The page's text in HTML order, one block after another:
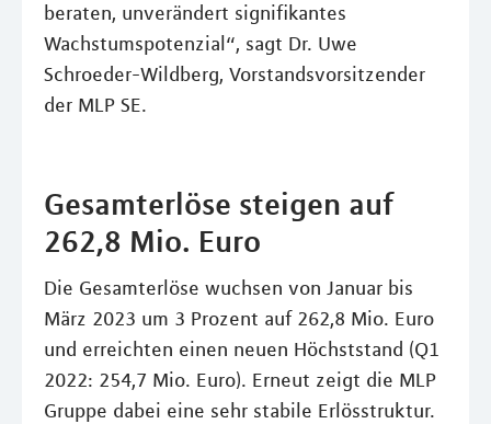
beraten, unverändert signifikantes
Wachstumspotenzial“, sagt Dr. Uwe
Schroeder-Wildberg, Vorstandsvorsitzender
der MLP SE.
Gesamterlöse steigen auf
262,8 Mio. Euro
Die Gesamterlöse wuchsen von Januar bis
März 2023 um 3 Prozent auf 262,8 Mio. Euro
und erreichten einen neuen Höchststand (Q1
2022: 254,7 Mio. Euro). Erneut zeigt die MLP
Gruppe dabei eine sehr stabile Erlösstruktur.